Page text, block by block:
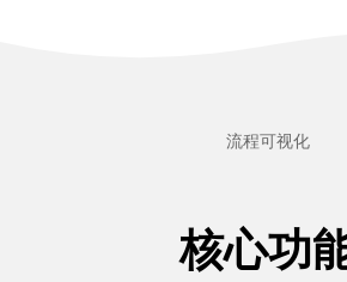
流程可视化
核心功